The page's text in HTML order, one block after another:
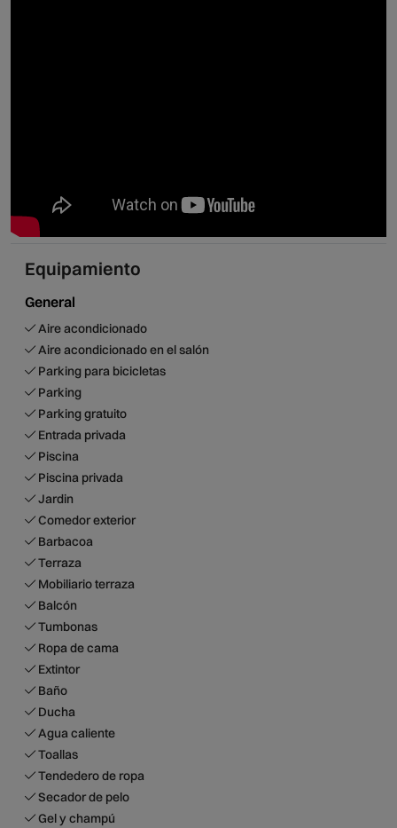
Equipamiento
General
Aire acondicionado
Aire acondicionado en el salón
Parking para bicicletas
Parking
Parking gratuito
Entrada privada
Piscina
Piscina privada
Jardin
Comedor exterior
Barbacoa
Terraza
Mobiliario terraza
Balcón
Tumbonas
Ropa de cama
Extintor
Baño
Ducha
Agua caliente
Toallas
Tendedero de ropa
Secador de pelo
Gel y champú